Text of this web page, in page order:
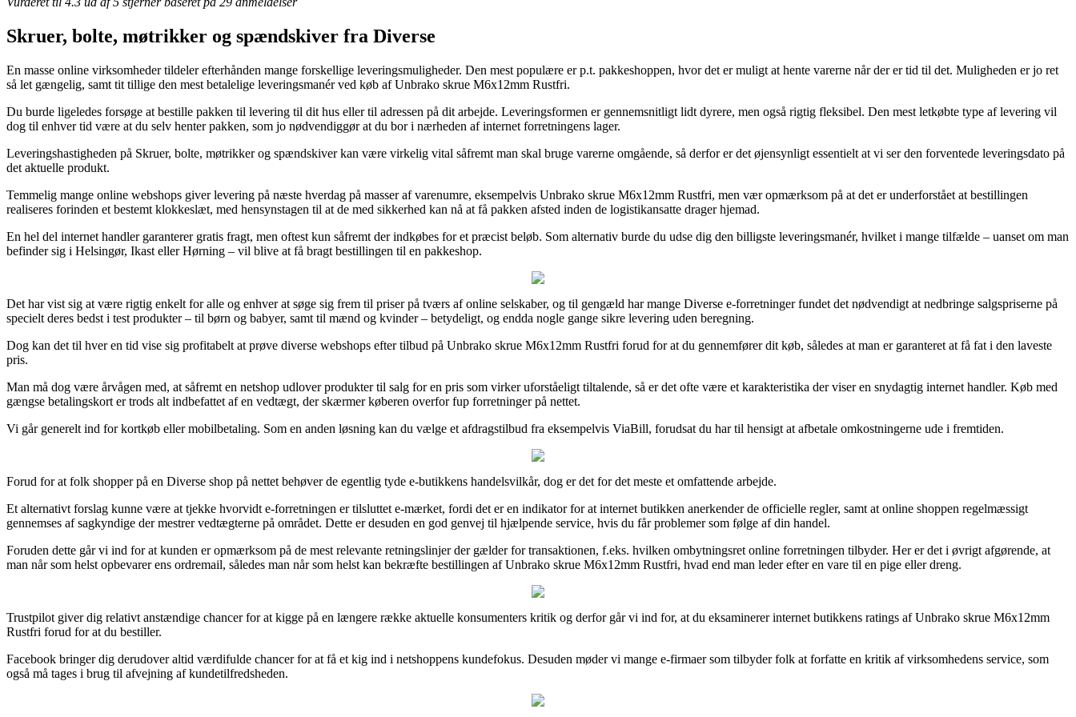
Skruer, bolte, møtrikker og spændskiver fra Diverse
En masse online virksomheder tildeler efterhånden mange forskellige leveringsmuligheder. Den mest populære er p.t. pakkeshoppen, hvor det er muligt at hente varerne når der er tid til det. Muligheden er jo ret
så let gængelig, samt tit tillige den mest betalelige leveringsmanér ved køb af Unbrako skrue M6x12mm Rustfri.
Du burde ligeledes forsøge at bestille pakken til levering til dit hus eller til adressen på dit arbejde. Leveringsformen er gennemsnitligt lidt dyrere, men også rigtig fleksibel. Den mest letkøbte type af levering vil
dog til enhver tid være at du selv henter pakken, som jo nødvendiggør at du bor i nærheden af internet forretningens lager.
Leveringshastigheden på Skruer, bolte, møtrikker og spændskiver kan være virkelig vital såfremt man skal bruge varerne omgående, så derfor er det øjensynligt essentielt at vi ser den forventede leveringsdato på
det aktuelle produkt.
Temmelig mange online webshops giver levering på næste hverdag på masser af varenumre, eksempelvis Unbrako skrue M6x12mm Rustfri, men vær opmærksom på at det er underforstået at bestillingen
realiseres forinden et bestemt klokkeslæt, med hensynstagen til at de med sikkerhed kan nå at få pakken afsted inden de logistikansatte drager hjemad.
En hel del internet handler garanterer gratis fragt, men oftest kun såfremt der indkøbes for et præcist beløb. Som alternativ burde du udse dig den billigste leveringsmanér, hvilket i mange tilfælde – uanset om man
befinder sig i Helsingør, Ikast eller Hørning – vil blive at få bragt bestillingen til en pakkeshop.
Det har vist sig at være rigtig enkelt for alle og enhver at søge sig frem til priser på tværs af online selskaber, og til gengæld har mange Diverse e-forretninger fundet det nødvendigt at nedbringe salgspriserne på
specielt deres bedst i test produkter – til børn og babyer, samt til mænd og kvinder – betydeligt, og endda nogle gange sikre levering uden beregning.
Dog kan det til hver en tid vise sig profitabelt at prøve diverse webshops efter tilbud på Unbrako skrue M6x12mm Rustfri forud for at du gennemfører dit køb, således at man er garanteret at få fat i den laveste
pris.
Man må dog være årvågen med, at såfremt en netshop udlover produkter til salg for en pris som virker uforståeligt tiltalende, så er det ofte være et karakteristika der viser en snydagtig internet handler. Køb med
gængse betalingskort er trods alt indbefattet af en vedtægt, der skærmer køberen overfor fup forretninger på nettet.
Vi går generelt ind for kortkøb eller mobilbetaling. Som en anden løsning kan du vælge et afdragstilbud fra eksempelvis ViaBill, forudsat du har til hensigt at afbetale omkostningerne ude i fremtiden.
Forud for at folk shopper på en Diverse shop på nettet behøver de egentlig tyde e-butikkens handelsvilkår, dog er det for det meste et omfattende arbejde.
Et alternativt forslag kunne være at tjekke hvorvidt e-forretningen er tilsluttet e-mærket, fordi det er en indikator for at internet butikken anerkender de officielle regler, samt at online shoppen regelmæssigt
gennemses af sagkyndige der mestrer vedtægterne på området. Dette er desuden en god genvej til hjælpende service, hvis du får problemer som følge af din handel.
Foruden dette går vi ind for at kunden er opmærksom på de mest relevante retningslinjer der gælder for transaktionen, f.eks. hvilken ombytningsret online forretningen tilbyder. Her er det i øvrigt afgørende, at
man når som helst opbevarer ens ordremail, således man når som helst kan bekræfte bestillingen af Unbrako skrue M6x12mm Rustfri, hvad end man leder efter en vare til en pige eller dreng.
Trustpilot giver dig relativt anstændige chancer for at kigge på en længere række aktuelle konsumenters kritik og derfor går vi ind for, at du eksaminerer internet butikkens ratings af Unbrako skrue M6x12mm
Rustfri forud for at du bestiller.
Facebook bringer dig derudover altid værdifulde chancer for at få et kig ind i netshoppens kundefokus. Desuden møder vi mange e-firmaer som tilbyder folk at forfatte en kritik af virksomhedens service, som
også må tages i brug til afvejning af kundetilfredsheden.